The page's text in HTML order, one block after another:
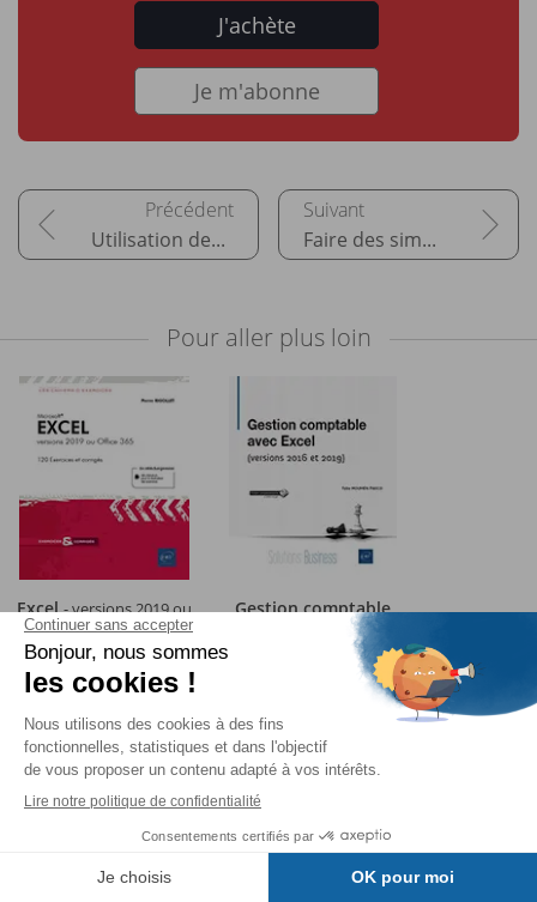
J'achète
Je m'abonne
Utilisation des graphiques : représenter visuellement les données RH Faire des simulations RH : exemple des NAO
Pour aller plus loin
Excel- versions 2019 ou
Office 365
Gestion comptable
- (versions
2016 et 2019)
Version en ligne
pour l'achat d'unlivre imprimé
48 heures d'accès offert